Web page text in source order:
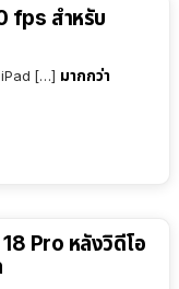
fps สำหรับ
iPad […] มากกว่า
Pro หลังวิดีโอ